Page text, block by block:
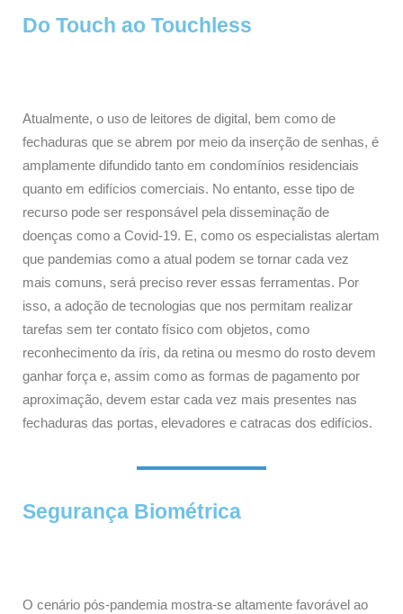
Do Touch ao Touchless
Atualmente, o uso de leitores de digital, bem como de
fechaduras que se abrem por meio da inserção de senhas, é
amplamente difundido tanto em condomínios residenciais
quanto em edifícios comerciais. No entanto, esse tipo de
recurso pode ser responsável pela disseminação de
doenças como a Covid-19. E, como os especialistas alertam
que pandemias como a atual podem se tornar cada vez
mais comuns, será preciso rever essas ferramentas. Por
isso, a adoção de tecnologias que nos permitam realizar
tarefas sem ter contato físico com objetos, como
reconhecimento da íris, da retina ou mesmo do rosto devem
ganhar força e, assim como as formas de pagamento por
aproximação, devem estar cada vez mais presentes nas
fechaduras das portas, elevadores e catracas dos edifícios.
Segurança Biométrica
O cenário pós-pandemia mostra-se altamente favorável ao